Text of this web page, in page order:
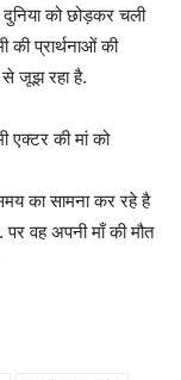
को छोड़कर चली
प्रार्थनाओं की
से जूझ रहा है.
एक्टर की मां को
का सामना कर रहे है
वह अपनी माँ की मौत